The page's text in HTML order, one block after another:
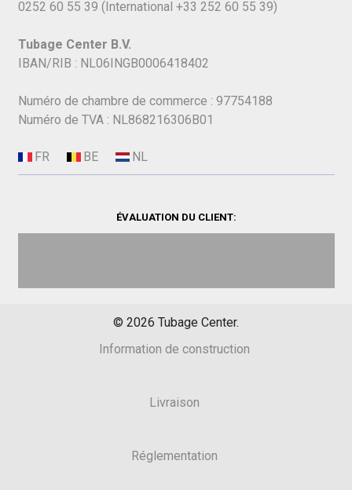
0252 60 55 39 (International +33 252 60 55 39)
Tubage Center B.V.
IBAN/RIB : NL06INGB0006418402
Numéro de chambre de commerce : 97754188
Numéro de TVA : NL868216306B01
ÉVALUATION DU CLIENT:
© 2026 Tubage Center.
Information de construction
Livraison
Réglementation